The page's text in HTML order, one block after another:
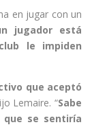
en jugar con un
jugador está
le impiden
que aceptó
Lemaire. “Sabe
se sentiría